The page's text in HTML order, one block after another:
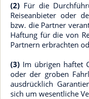
(2) Für die
Reiseanbieter oder
bzw. die Partner
Haftung für die von
Partnern erbrachten
(3) Im übrigen haftet
oder der groben
ausdrücklich
sich um wesentliche